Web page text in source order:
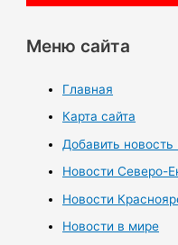
Меню сайта
Главная
Карта сайта
Добавить
Новости Северо-
Новости
Новости в мире